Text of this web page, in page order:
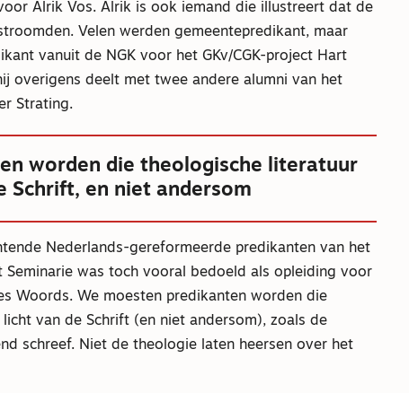
Alrik Vos. Alrik is ook iemand die illustreert dat de
Velen werden gemeentepredikant, maar
vanuit de NGK voor het GKv/CGK-project Hart
overigens deelt met twee andere alumni van het
Strating.
worden die theologische literatuur
Schrift, en niet andersom
Nederlands-gereformeerde predikanten van het
Seminarie was toch vooral bedoeld als opleiding voor
Woords. We moesten predikanten worden die
van de Schrift (en niet andersom), zoals de
schreef. Niet de theologie laten heersen over het